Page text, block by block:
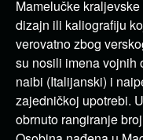
Mamelučke
dizajn ili kaliografiju
verovatno zbog
su nosili imena vojnih
naibi (Italijanski) i
zajedničkoj upotrebi.
obrnuto rangiranje